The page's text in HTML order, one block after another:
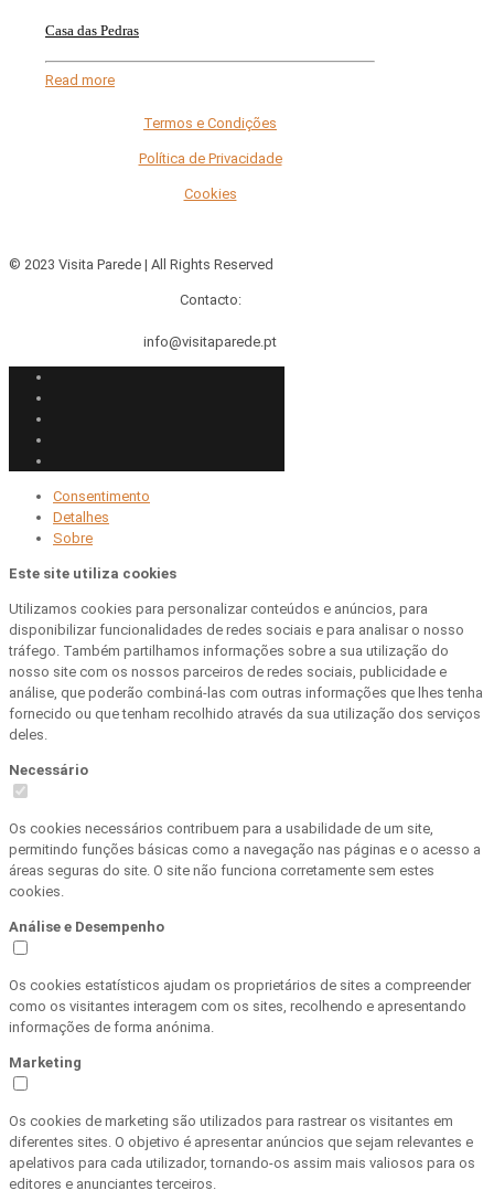
Casa das Pedras
Read more
Termos e Condições
Política de Privacidade
Cookies
© 2023 Visita Parede | All Rights Reserved
Contacto:
info@visitaparede.pt
Consentimento
Detalhes
Sobre
Este site utiliza cookies
Utilizamos cookies para personalizar conteúdos e anúncios, para
disponibilizar funcionalidades de redes sociais e para analisar o nosso
tráfego. Também partilhamos informações sobre a sua utilização do
nosso site com os nossos parceiros de redes sociais, publicidade e
análise, que poderão combiná-las com outras informações que lhes tenha
fornecido ou que tenham recolhido através da sua utilização dos serviços
deles.
Necessário
Os cookies necessários contribuem para a usabilidade de um site,
permitindo funções básicas como a navegação nas páginas e o acesso a
áreas seguras do site. O site não funciona corretamente sem estes
cookies.
Análise e Desempenho
Os cookies estatísticos ajudam os proprietários de sites a compreender
como os visitantes interagem com os sites, recolhendo e apresentando
informações de forma anónima.
Marketing
Os cookies de marketing são utilizados para rastrear os visitantes em
diferentes sites. O objetivo é apresentar anúncios que sejam relevantes e
apelativos para cada utilizador, tornando-os assim mais valiosos para os
editores e anunciantes terceiros.